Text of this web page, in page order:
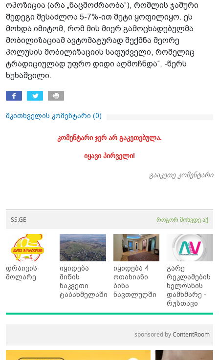
ოპოზიცია (არა „ნაცმოძრაობა“), რომლის ჯამური
შედეგი შესაძლოა 5-7%-ით მეტი ყოფილიყო. ეს
მოხდა იმიტომ, რომ მის მიერ გამოცხადებულმა
მობილიზაციამ ავტომატურად შექმნა მეორე
პოლუსის მობილიზაციის საფუძველი, რომელიც
ტრადიციულად უფრო დიდი აღმოჩნდა“, -წერს
ხუხაშვილი.
მკითხველის კომენტარი (0)
კომენტარი ჯერ არ გაკეთებულა.
იყავი პირველი!
გააკეთე კომენტარი
SS.GE როგორ მოხვდე აქ
დრაივის
მოლარე
იყიდება
მიწის
ნაკვეთი
ტაბახმელაში
იყიდება 4
ოთახიანი
ბინა
ნავთლუღში
გარე
რეკლამების
ხელოსნის
დამხმარე -
რუსთავი
sponsored byContentRoom